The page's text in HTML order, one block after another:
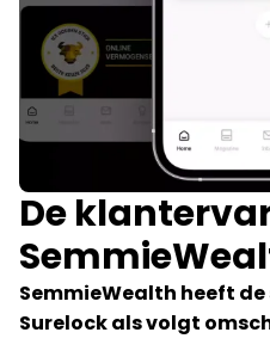
De
SemmieWealth heeft
Surelock als volgt